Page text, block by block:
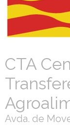
CTA
Avda. de